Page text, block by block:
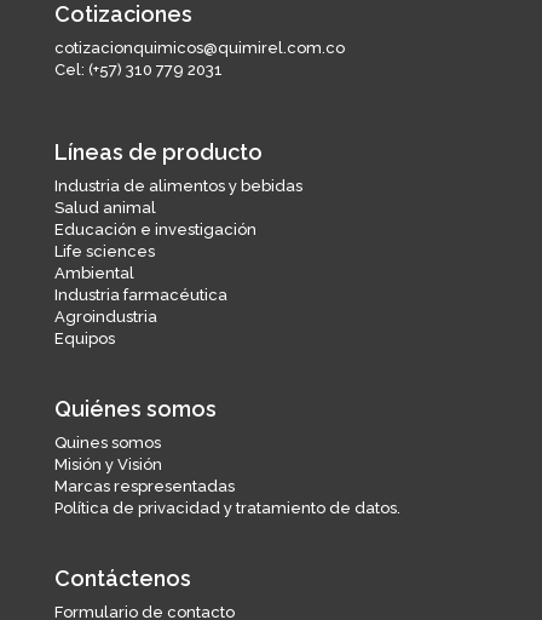
Cotizaciones
cotizacionquimicos@quimirel.com.co
Cel: (+57) 310 779 2031
Líneas de producto
Industria de alimentos y bebidas
Salud animal
Educación e investigación
Life sciences
Ambiental
Industria farmacéutica
Agroindustria
Equipos
Quiénes somos
Quines somos
Misión y Visión
Marcas respresentadas
Política de privacidad y tratamiento de datos.
Contáctenos
Formulario de contacto